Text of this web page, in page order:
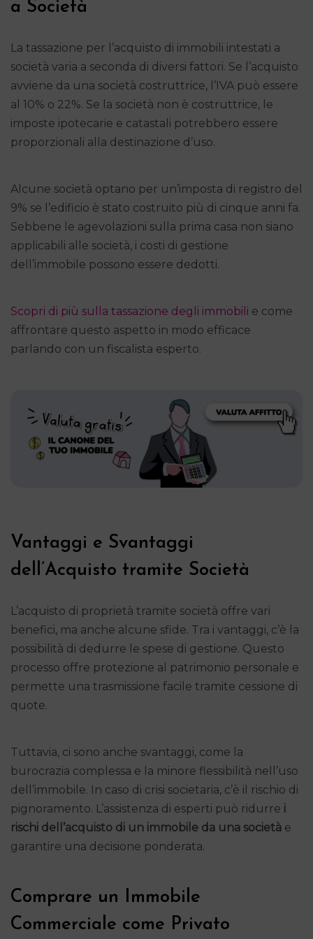
a Società
La tassazione per l’acquisto di immobili intestati a
società varia a seconda di diversi fattori. Se l’acquisto
avviene da una società costruttrice, l’IVA può essere
al 10% o 22%. Se la società non è costruttrice, le
imposte ipotecarie e catastali potrebbero essere
proporzionali alla destinazione d’uso.
Alcune società optano per un’imposta di registro del
9% se l’edificio è stato costruito più di cinque anni fa.
Sebbene le agevolazioni sulla prima casa non siano
applicabili alle società, i costi di gestione
dell’immobile possono essere dedotti.
Scopri di più sulla tassazione degli immobili e come
affrontare questo aspetto in modo efficace
parlando con un fiscalista esperto.
Vantaggi e Svantaggi
dell’Acquisto tramite Società
L’acquisto di proprietà tramite società offre vari
benefici, ma anche alcune sfide. Tra i vantaggi, c’è la
possibilità di dedurre le spese di gestione. Questo
processo offre protezione al patrimonio personale e
permette una trasmissione facile tramite cessione di
quote.
Tuttavia, ci sono anche svantaggi, come la
burocrazia complessa e la minore flessibilità nell’uso
dell’immobile. In caso di crisi societaria, c’è il rischio di
pignoramento. L’assistenza di esperti può ridurre i
rischi dell’acquisto di un immobile da una società e
garantire una decisione ponderata.
Comprare un Immobile
Commerciale come Privato